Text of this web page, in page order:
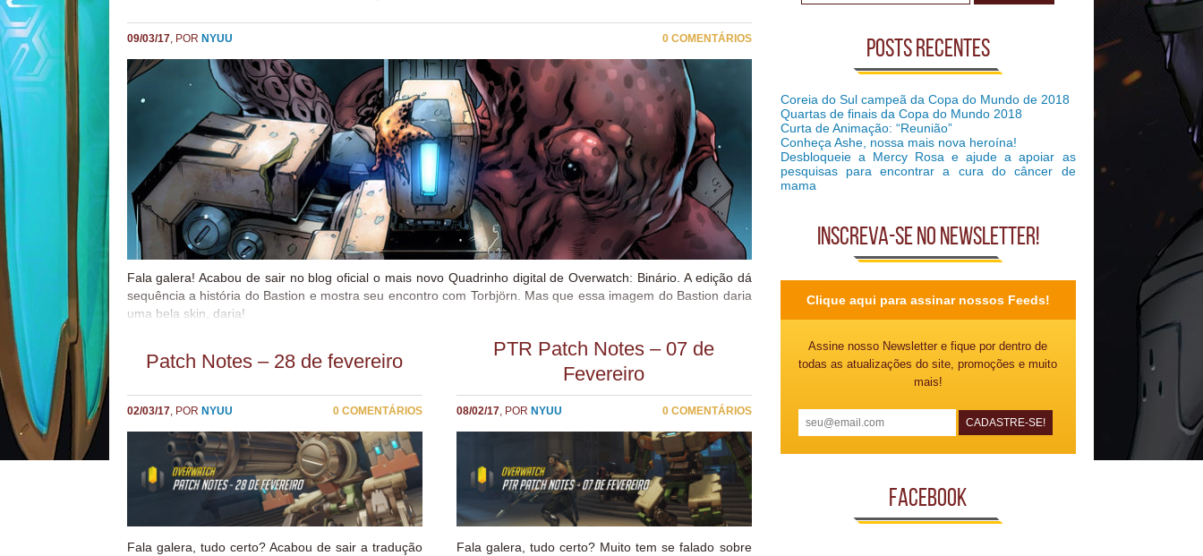
09/03/17, POR NYUU 0 COMENTÁRIOS
Fala galera! Acabou de sair no blog oficial o mais novo Quadrinho digital de Overwatch: Binário. A edição dá
sequência a história do Bastion e mostra seu encontro com Torbjörn. Mas que essa imagem do Bastion daria
uma bela skin, daria!
Patch Notes – 28 de fevereiro
02/03/17, POR NYUU 0 COMENTÁRIOS
Fala galera, tudo certo? Acabou de sair a tradução
PTR Patch Notes – 07 de
Fevereiro
08/02/17, POR NYUU 0 COMENTÁRIOS
Fala galera, tudo certo? Muito tem se falado sobre
Posts recentes
Coreia do Sul campeã da Copa do Mundo de 2018
Quartas de finais da Copa do Mundo 2018
Curta de Animação: “Reunião”
Conheça Ashe, nossa mais nova heroína!
Desbloqueie a Mercy Rosa e ajude a apoiar as
pesquisas para encontrar a cura do câncer de
mama
Inscreva-se no Newsletter!
Clique aqui para assinar nossos Feeds!
Assine nosso Newsletter e fique por dentro de
todas as atualizações do site, promoções e muito
mais!
Facebook